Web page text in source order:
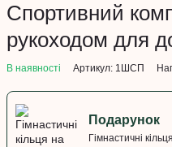
Спортивний
рукоходом для
В наявності Артикул: 1ШСП
Подарунок
Гімнастичні